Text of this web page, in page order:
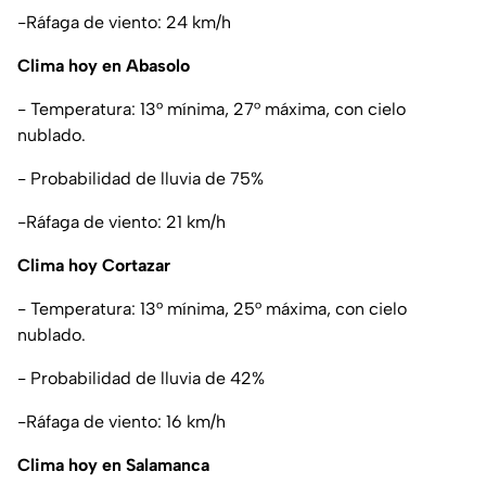
-Ráfaga de viento: 24 km/h
Clima hoy en Abasolo
- Temperatura: 13° mínima, 27° máxima, con cielo
nublado.
- Probabilidad de lluvia de 75%
-Ráfaga de viento: 21 km/h
Clima hoy Cortazar
- Temperatura: 13° mínima, 25° máxima, con cielo
nublado.
- Probabilidad de lluvia de 42%
-Ráfaga de viento: 16 km/h
Clima hoy en Salamanca